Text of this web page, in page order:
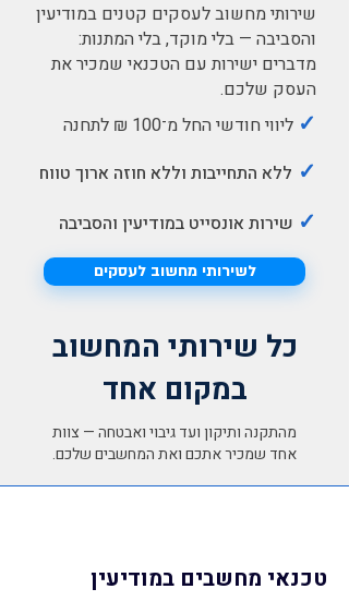
שירותי מחשוב לעסקים קטנים במודיעין
והסביבה — בלי מוקד, בלי המתנות:
מדברים ישירות עם הטכנאי שמכיר את
העסק שלכם.
✓ ליווי חודשי החל מ־100 ₪ לתחנה
✓ ללא התחייבות וללא חוזה ארוך טווח
✓ שירות אונסייט במודיעין והסביבה
לשירותי מחשוב לעסקים
כל שירותי המחשוב
במקום אחד
מהתקנה ותיקון ועד גיבוי ואבטחה — צוות
אחד שמכיר אתכם ואת המחשבים שלכם.
טכנאי מחשבים במודיעין